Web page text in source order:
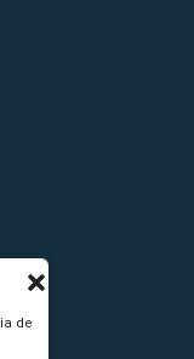
de